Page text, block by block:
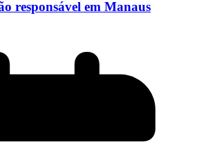
responsável em Manaus